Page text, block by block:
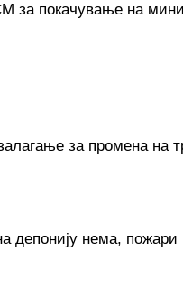
за покачување на
за промена на
депонију нема,